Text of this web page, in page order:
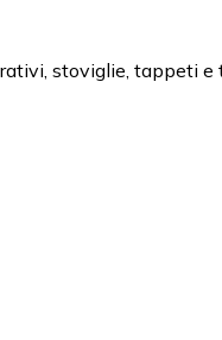
stoviglie, tappeti e